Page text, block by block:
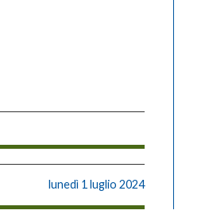
lunedì 1 luglio 2024